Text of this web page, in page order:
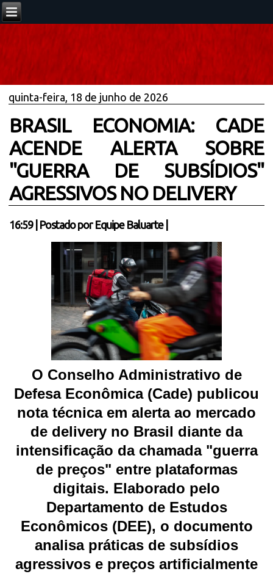
quinta-feira, 18 de junho de 2026
BRASIL ECONOMIA: CADE
ACENDE ALERTA SOBRE
"GUERRA DE SUBSÍDIOS"
AGRESSIVOS NO DELIVERY
16:59| Postado por Equipe Baluarte
O Conselho Administrativo de
Defesa Econômica (Cade) publicou
nota técnica em alerta ao mercado
de delivery no Brasil diante da
intensificação da chamada "guerra
de preços" entre plataformas
digitais. Elaborado pelo
Departamento de Estudos
Econômicos (DEE), o documento
analisa práticas de subsídios
agressivos e preços artificialmente